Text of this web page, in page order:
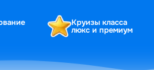
Круизы класса
люкс и премиум